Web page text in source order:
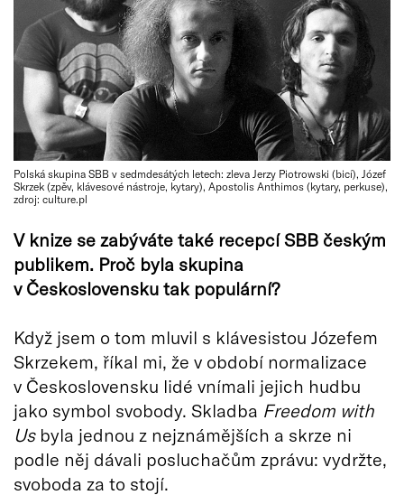
Polská skupina SBB v sedmdesátých letech: zleva Jerzy Piotrowski (bicí), Józef
Skrzek (zpěv, klávesové nástroje, kytary), Apostolis Anthimos (kytary, perkuse),
zdroj: culture.pl
V knize se zabýváte také recepcí SBB českým
publikem. Proč byla skupina
v Československu tak populární?
Když jsem o tom mluvil s klávesistou Józefem
Skrzekem, říkal mi, že v období normalizace
v Československu lidé vnímali jejich hudbu
jako symbol svobody. Skladba Freedom with
Usbyla jednou z nejznámějších a skrze ni
podle něj dávali posluchačům zprávu: vydržte,
svoboda za to stojí.